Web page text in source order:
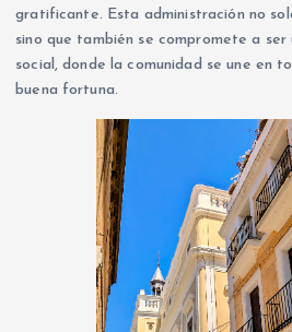
gratificante. Esta administración no
sino que también se compromete a
social, donde la comunidad se une en
buena fortuna.